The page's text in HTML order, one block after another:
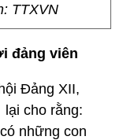
TTXVN
đảng viên
Đảng XII,
cho rằng:
những con